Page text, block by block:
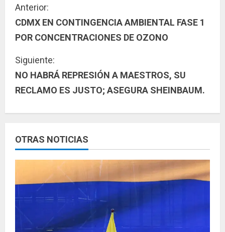
S
i
u
e
l
e
y
n
Anterior:
CDMX EN CONTINGENCIA AMBIENTAL FASE 1
POR CONCENTRACIONES DE OZONO
Siguiente:
NO HABRÁ REPRESIÓN A MAESTROS, SU
RECLAMO ES JUSTO; ASEGURA SHEINBAUM.
OTRAS NOTICIAS